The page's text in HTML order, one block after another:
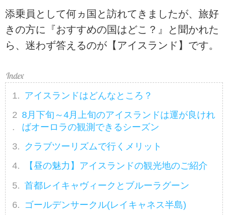
添乗員として何ヵ国と訪れてきましたが、旅好
きの方に『おすすめの国はどこ？』と聞かれた
ら、迷わず答えるのが【アイスランド】です。
アイスランドはどんなところ？
8月下旬～4月上旬のアイスランドは運が良けれ
ばオーロラの観測できるシーズン
クラブツーリズムで行くメリット
【昼の魅力】アイスランドの観光地のご紹介
首都レイキャヴィークとブルーラグーン
ゴールデンサークル(レイキャネス半島)